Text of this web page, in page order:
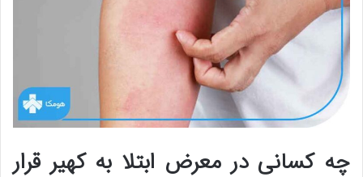
چه کسانی در معرض ابتلا به کهیر قرار